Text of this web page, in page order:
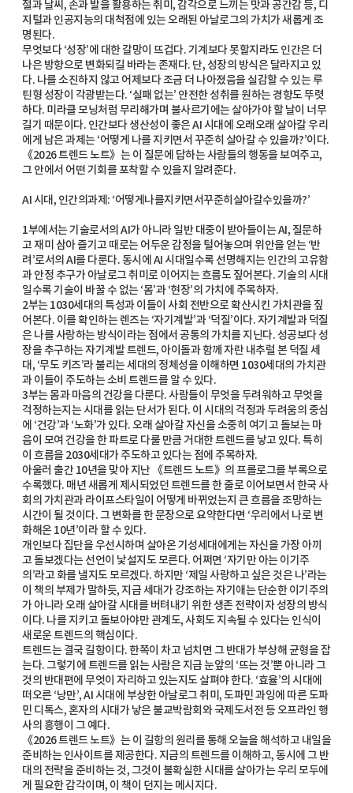
절과 날씨, 손과 발을 활용하는 취미, 감각으로 느끼는 맛과 공간감 등, 디
지털과 인공지능의 대척점에 있는 오래된 아날로그의 가치가 새롭게 조
명된다.
무엇보다 ‘성장’에 대한 갈망이 뜨겁다. 기계보다 못할지라도 인간은 더
나은 방향으로 변화되길 바라는 존재다. 단, 성장의 방식은 달라지고 있
다. 나를 소진하지 않고 어제보다 조금 더 나아졌음을 실감할 수 있는 루
틴형 성장이 각광받는다. ‘실패 없는’ 안전한 성취를 원하는 경향도 뚜렷
하다. 미라클 모닝처럼 무리해가며 불사르기에는 살아가야 할 날이 너무
길기 때문이다. 인간보다 생산성이 좋은 AI 시대에 오래오래 살아갈 우리
에게 남은 과제는 ‘어떻게 나를 지키면서 꾸준히 살아갈 수 있을까?’이다.
《2026 트렌드 노트》는 이 질문에 답하는 사람들의 행동을 보여주고,
그 안에서 어떤 기회를 포착할 수 있을지 알려준다.
AI 시대, 인간의과제: ‘어떻게나를지키면서꾸준히살아갈수있을까?’
1부에서는 기술로서의 AI가 아니라 일반 대중이 받아들이는 AI, 질문하
고 재미 삼아 즐기고 때로는 어두운 감정을 털어놓으며 위안을 얻는 ‘반
려’로서의 AI를 다룬다. 동시에 AI 시대일수록 선명해지는 인간의 고유함
과 안정 추구가 아날로그 취미로 이어지는 흐름도 짚어본다. 기술의 시대
일수록 기술이 바꿀 수 없는 ‘몸’과 ‘현장’의 가치에 주목하자.
2부는 1030세대의 특성과 이들이 사회 전반으로 확산시킨 가치관을 짚
어본다. 이를 확인하는 렌즈는 ‘자기계발’과 ‘덕질’이다. 자기계발과 덕질
은 나를 사랑하는 방식이라는 점에서 공통의 가치를 지닌다. 성공보다 성
장을 추구하는 자기계발 트렌드, 아이돌과 함께 자란 내추럴 본 덕질 세
대, ‘무도 키즈’라 불리는 세대의 정체성을 이해하면 1030세대의 가치관
과 이들이 주도하는 소비 트렌드를 알 수 있다.
3부는 몸과 마음의 건강을 다룬다. 사람들이 무엇을 두려워하고 무엇을
걱정하는지는 시대를 읽는 단서가 된다. 이 시대의 걱정과 두려움의 중심
에 ‘건강’과 ‘노화’가 있다. 오래 살아갈 자신을 소중히 여기고 돌보는 마
음이 모여 건강을 한 파트로 다룰 만큼 거대한 트렌드를 낳고 있다. 특히
이 흐름을 2030세대가 주도하고 있다는 점에 주목하자.
아울러 출간 10년을 맞아 지난 《트렌드 노트》의 프롤로그를 부록으로
수록했다. 매년 새롭게 제시되었던 트렌드를 한 줄로 이어보면서 한국 사
회의 가치관과 라이프스타일이 어떻게 바뀌었는지 큰 흐름을 조망하는
시간이 될 것이다. 그 변화를 한 문장으로 요약한다면 ‘우리에서 나로 변
화해온 10년’이라 할 수 있다.
개인보다 집단을 우선시하며 살아온 기성세대에게는 자신을 가장 아끼
고 돌보겠다는 선언이 낯설지도 모른다. 어쩌면 ‘자기만 아는 이기주
의’라고 화를 낼지도 모르겠다. 하지만 ‘제일 사랑하고 싶은 것은 나’라는
이 책의 부제가 말하듯, 지금 세대가 강조하는 자기애는 단순한 이기주의
가 아니라 오래 살아갈 시대를 버텨내기 위한 생존 전략이자 성장의 방식
이다. 나를 지키고 돌보아야만 관계도, 사회도 지속될 수 있다는 인식이
새로운 트렌드의 핵심이다.
트렌드는 결국 길항이다. 한쪽이 차고 넘치면 그 반대가 부상해 균형을 잡
는다. 그렇기에 트렌드를 읽는 사람은 지금 눈앞의 ‘뜨는 것’뿐 아니라 그
것의 반대편에 무엇이 자리하고 있는지도 살펴야 한다. ‘효율’의 시대에
떠오른 ‘낭만’, AI 시대에 부상한 아날로그 취미, 도파민 과잉에 따른 도파
민 디톡스, 혼자의 시대가 낳은 불교박람회와 국제도서전 등 오프라인 행
사의 흥행이 그 예다.
《2026 트렌드 노트》는 이 길항의 원리를 통해 오늘을 해석하고 내일을
준비하는 인사이트를 제공한다. 지금의 트렌드를 이해하고, 동시에 그 반
대의 전략을 준비하는 것, 그것이 불확실한 시대를 살아가는 우리 모두에
게 필요한 감각이며, 이 책이 던지는 메시지다.